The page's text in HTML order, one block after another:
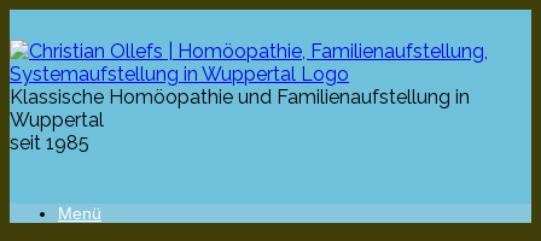
Klassische Homöopathie und Familienaufstellung in
Wuppertal
seit 1985
Menü